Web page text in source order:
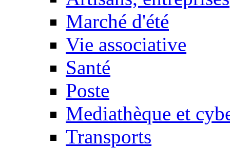
Marché d'été
Vie associative
Santé
Poste
Mediathèque et
Transports